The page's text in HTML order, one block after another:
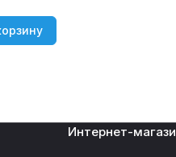
Интернет-